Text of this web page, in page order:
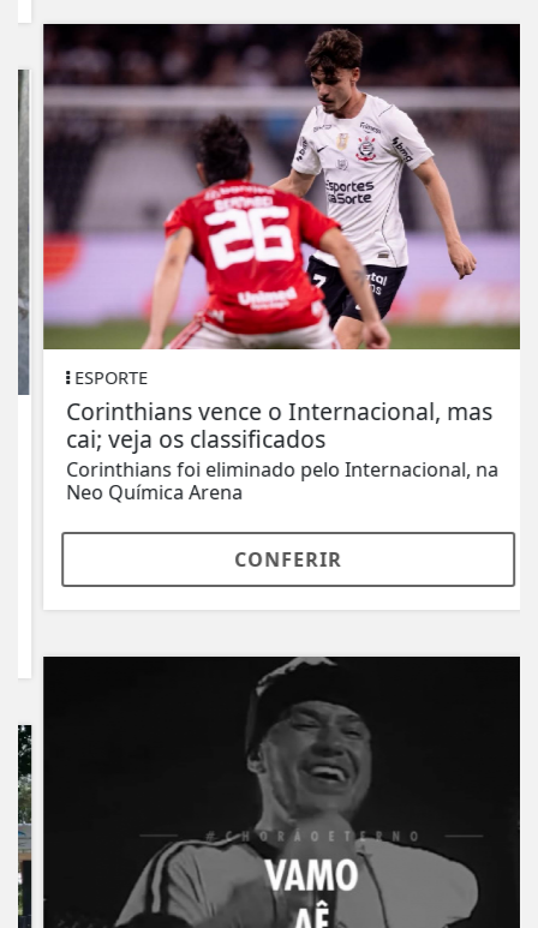
ESPORTE
Corinthians vence o Internacional, mas
cai; veja os classificados
Corinthians foi eliminado pelo Internacional, na
Neo Química Arena
CONFERIR